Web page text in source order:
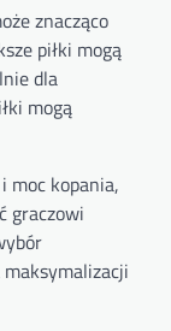
znacząco
piłki mogą
dla
mogą
moc kopania,
graczowi